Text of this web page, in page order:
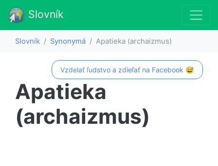
Slovník
Slovník Synonymá Apatieka (archaizmus)
Vzdelať ľudstvo a zdieľať na Facebook 😅
Apatieka
(archaizmus)